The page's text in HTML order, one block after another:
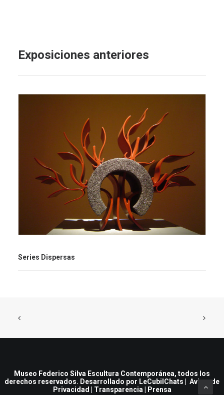
Exposiciones anteriores
Series Dispersas
Museo Federico Silva Escultura Contemporánea, todos los
derechos reservados. Desarrollado por LeCubilChats
Aviso de
Privacidad
Transparencia Prensa